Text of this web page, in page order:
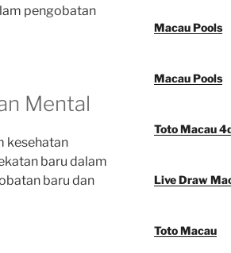
pengobatan
Mental
kesehatan
baru dalam
baru dan
Macau Pools
Macau Pools
Toto Macau
Live Draw
Toto Macau